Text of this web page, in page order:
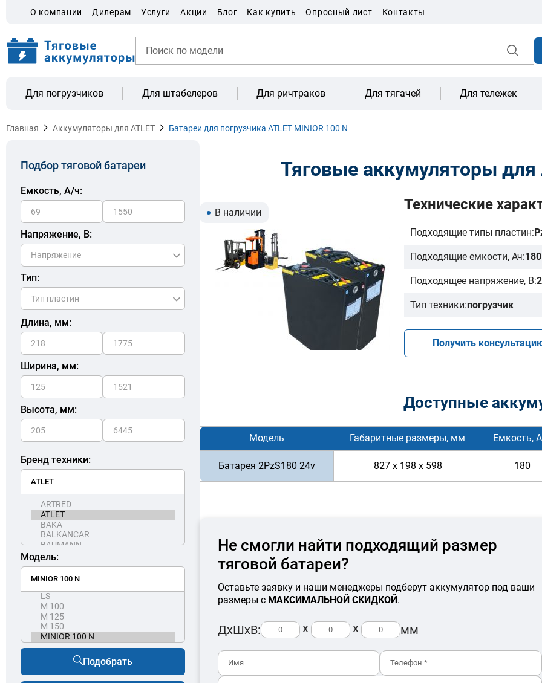
О компании Дилерам Услуги Акции Блог Как купить Опросный лист Контакты
Для погрузчиков Для штабелеров Для ричтраков Для тягачей Для тележек
Главная Аккумуляторы для ATLET Батареи для погрузчика ATLET MINIOR 100 N
Подбор тяговой батареи
Емкость, A/ч:
Напряжение, В:
Тип:
Длина, мм:
Ширина, мм:
Высота, мм:
Бренд техники:
Модель:
Подобрать
Тяговые аккумуляторы для
В наличии Технические
Подходящие типы пластин:
Подходящие емкости, Ач:180
Подходящее напряжение, В:
Тип техники:погрузчик
Получить
Доступные
Модель Габаритные размеры, мм Емкость,
Батарея 2PzS180 24v 827 x 198 x 598 180
Не смогли найти подходящий размер
тяговой батареи?
Оставьте заявку и наши менеджеры подберут аккумулятор под ваши
размеры с МАКСИМАЛЬНОЙ СКИДКОЙ.
ДхШхВ: x x мм